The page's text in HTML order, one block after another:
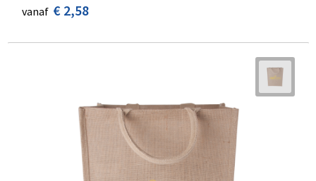
vanaf € 2,58